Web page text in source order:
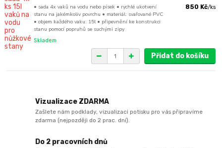
• sada 4x vaků na vodu nebo písek • rychlé ukotvení
stanu na jakémkoliv povrchu • materiál: svařované PVC
• objem každého vaku: 15l • připevnění ke konstrukci
stanu pomocí popruhů se suchými zipy
850 Kč/ks
Skladem
Přidat do košíku
Vizualizace ZDARMA
Zašlete nám podklady, vizualizaci potisku pro vás připravíme
zdarma (nejpozději do 2 prac. dní).
Do 2 pracovních dnů